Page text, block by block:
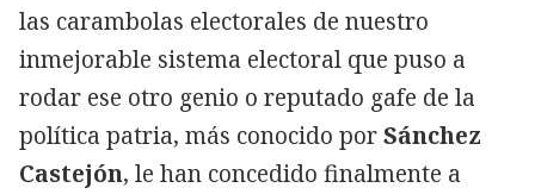
las carambolas electorales de nuestro
inmejorable sistema electoral que puso a
rodar ese otro genio o reputado gafe de la
política patria, más conocido porSánchez
Castejón, le han concedido finalmente a